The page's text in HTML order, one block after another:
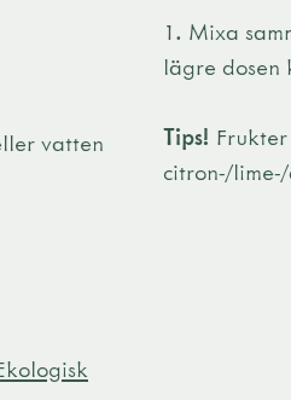
vatten
Mixa
lägre dosen
Tips!
citron-/